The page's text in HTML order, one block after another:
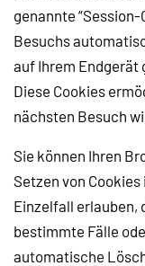
genannte
Besuchs
auf Ihrem Endgerät
Diese Cookies
nächsten Besuch
Sie können Ihren
Setzen von
Einzelfall erlauben,
bestimmte Fälle
automatische